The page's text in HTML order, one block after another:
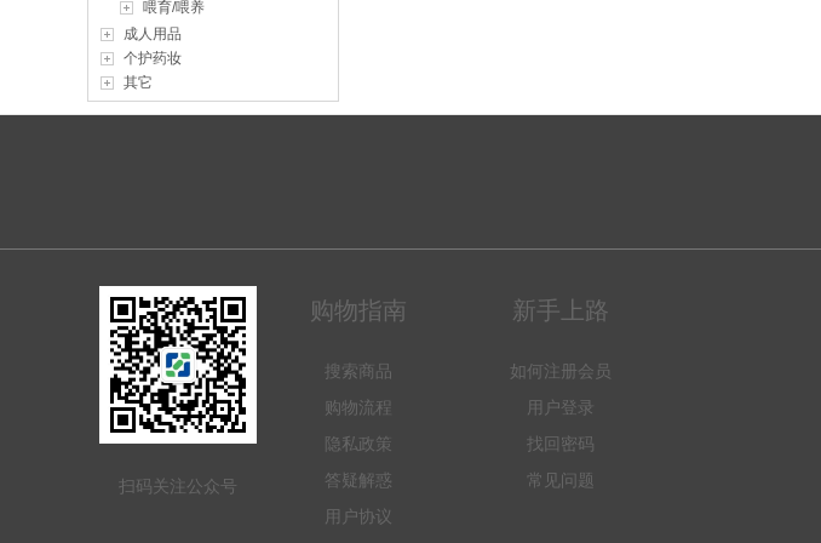
喂育/喂养
成人用品
个护药妆
其它
扫码关注公众号
购物指南
搜索商品
购物流程
隐私政策
答疑解惑
用户协议
新手上路
如何注册会员
用户登录
找回密码
常见问题